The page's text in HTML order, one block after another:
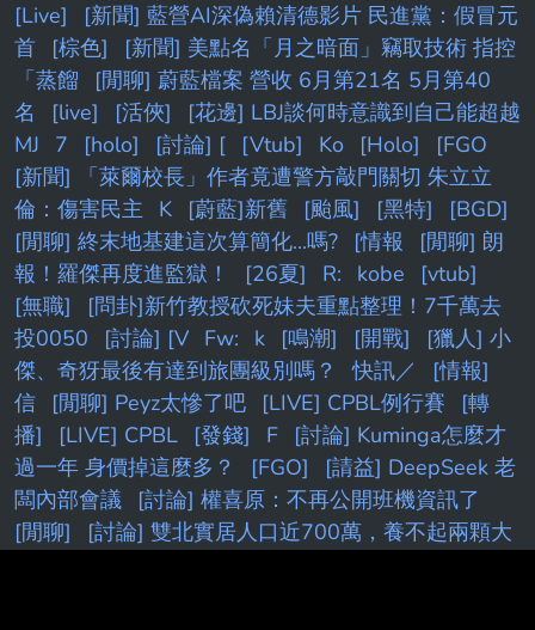
[Live]
[新聞] 藍營AI深偽賴清德影片 民進黨：假冒元
首
[棕色]
[新聞] 美點名「月之暗面」竊取技術 指控
「蒸餾
[閒聊] 蔚藍檔案 營收 6月第21名 5月第40
名
[live] [活俠]
[花邊] LBJ談何時意識到自己能超越
MJ
7 [holo] [討論] [ [Vtub] Ko [Holo]
[FGO
[新聞] 「萊爾校長」作者竟遭警方敲門關切 朱立立
倫：傷害民主 K [蔚藍]新舊 [颱風] [黑特]
[BGD]
[閒聊] 終末地基建這次算簡化...嗎?
[情報
[閒聊] 朗
報！羅傑再度進監獄！
[26夏] R: kobe
[vtub]
[無職]
[問卦]新竹教授砍死妹夫重點整理！7千萬去
投0050
[討論] [V Fw: k [鳴潮] [開戰]
[獵人] 小
傑、奇犽最後有達到旅團級別嗎？
快訊／
[情報]
信
[閒聊] Peyz太慘了吧 [LIVE] CPBL例行賽
[轉
播]
[LIVE] CPBL [發錢] F
[討論] Kuminga怎麼才
過一年 身價掉這麼多？
[FGO]
[請益] DeepSeek 老
闆內部會議
[討論] 權喜原：不再公開班機資訊了
[閒聊]
[討論] 雙北實居人口近700萬，養不起兩顆大